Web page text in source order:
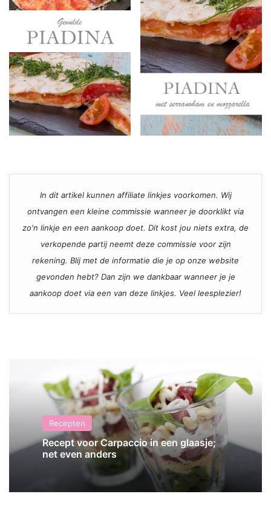
In dit artikel kunnen affiliate linkjes voorkomen. Wij
ontvangen een kleine commissie wanneer je doorklikt via
zo'n linkje en een aankoop doet. Dit kost jou niets extra, de
verkopende partij neemt deze commissie voor zijn
rekening. Blij met de informatie die je op onze website
gevonden hebt? Dan zijn we dankbaar wanneer je je
aankoop doet via een van deze linkjes. Veel leesplezier!
Recepten
Recept voor Carpaccio in een glaasje;
net even anders